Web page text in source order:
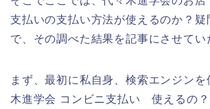
支払いの支払い方法が使えるのか？疑
で、その調べた結果を記事にさせてい
まず、最初に私自身、検索エンジンを
木進学会 コンビニ支払い 使えるの